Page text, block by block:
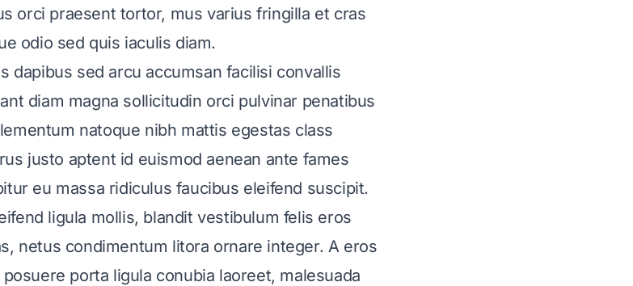
orci praesent tortor, mus varius fringilla et cras
odio sed quis iaculis diam.
dapibus sed arcu accumsan facilisi convallis
diam magna sollicitudin orci pulvinar penatibus
natoque nibh mattis egestas class
justo aptent id euismod aenean ante fames
eu massa ridiculus faucibus eleifend suscipit.
ligula mollis, blandit vestibulum felis eros
netus condimentum litora ornare integer. A eros
porta ligula conubia laoreet, malesuada